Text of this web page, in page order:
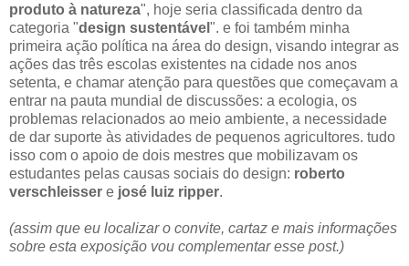
produto à natureza", hoje seria classificada dentro da
categoria "design sustentável ". e foi também minha
primeira ação política na área do design, visando integrar as
ações das três escolas existentes na cidade nos anos
setenta, e chamar atenção para questões que começavam a
entrar na pauta mundial de discussões: a ecologia, os
problemas relacionados ao meio ambiente, a necessidade
de dar suporte às atividades de pequenos agricultores. tudo
isso com o apoio de dois mestres que mobilizavam os
estudantes pelas causas sociais do design: roberto
verschleisser e josé luiz ripper.
(assim que eu localizar o convite, cartaz e mais informações
sobre esta exposição vou complementar esse post.)